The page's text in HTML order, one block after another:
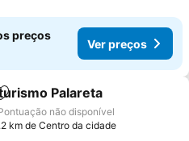
preços
Ver preços
Adicionar aos favoritos
Palareta
não disponível
km de Centro da cidade